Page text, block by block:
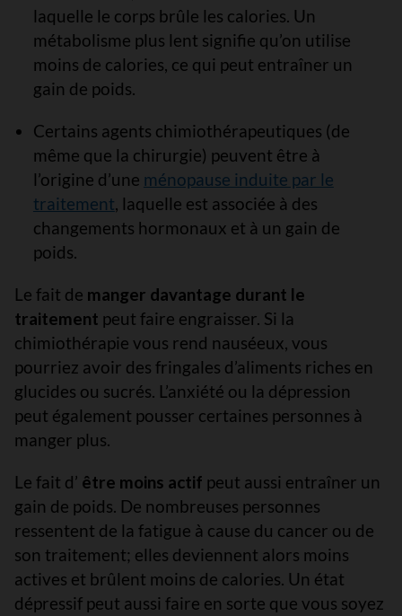
laquelle le corps brûle les calories. Un
métabolisme plus lent signifie qu’on utilise
moins de calories, ce qui peut entraîner un
gain de poids.
Certains agents chimiothérapeutiques (de
même que la chirurgie) peuvent être à
l’origine d’une ménopause induite par le
traitement, laquelle est associée à des
changements hormonaux et à un gain de
poids.
Le fait de manger davantage durant le
traitement peut faire engraisser. Si la
chimiothérapie vous rend nauséeux, vous
pourriez avoir des fringales d’aliments riches en
glucides ou sucrés. L’anxiété ou la dépression
peut également pousser certaines personnes à
manger plus.
Le fait d’ être moins actif peut aussi entraîner un
gain de poids. De nombreuses personnes
ressentent de la fatigue à cause du cancer ou de
son traitement; elles deviennent alors moins
actives et brûlent moins de calories. Un état
dépressif peut aussi faire en sorte que vous soyez